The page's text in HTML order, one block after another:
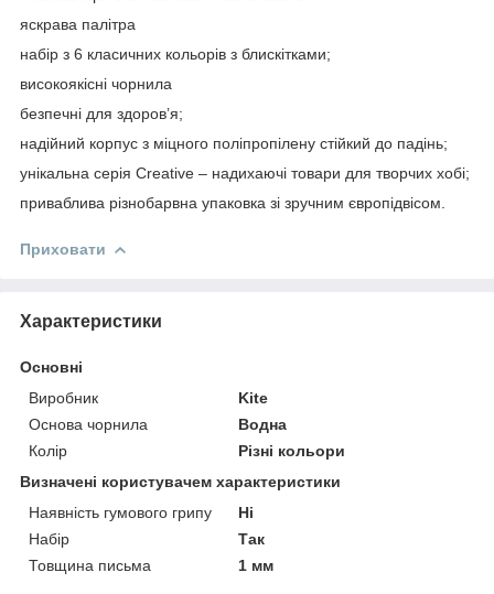
яскрава палітра
набір з 6 класичних кольорів з блискітками;
високоякісні чорнила
безпечні для здоров’я;
надійний корпус з міцного поліпропілену стійкий до падінь;
унікальна серія Creative – надихаючі товари для творчих хобі;
приваблива різнобарвна упаковка зі зручним європідвісом.
Приховати
Характеристики
Основні
Виробник
Kite
Основа чорнила
Водна
Колір
Різні кольори
Визначені користувачем характеристики
Наявність гумового грипу
Ні
Набір
Так
Товщина письма
1 мм